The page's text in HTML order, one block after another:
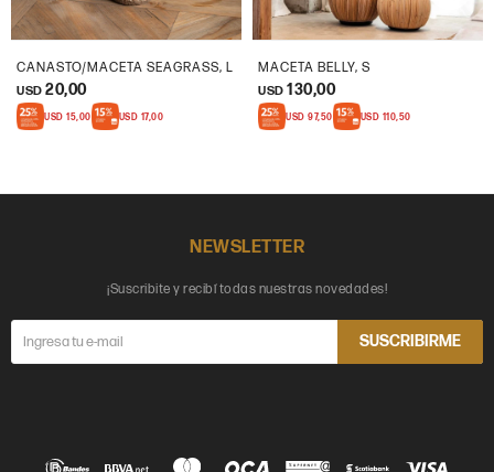
CANASTO/MACETA SEAGRASS, L
USD 20,00
USD 15,00 USD 17,00
MACETA BELLY, S
USD 130,00
USD 97,50 USD 110,50
NEWSLETTER
¡Suscribite y recibí todas nuestras novedades!
SUSCRIBIRME